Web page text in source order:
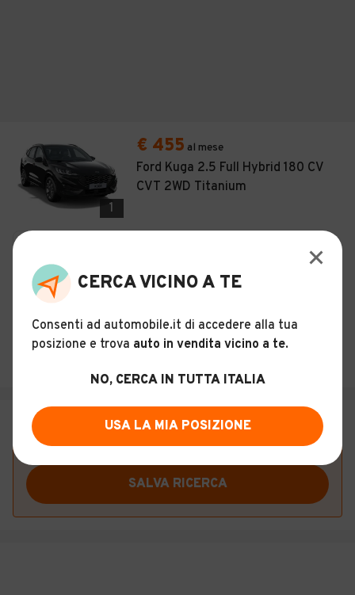
1
€ 455 al mese
Ford Kuga 2.5 Full Hybrid 180 CV
CVT 2WD Titanium
152 CV (112 KW)
Automatico
Descrizione
RENT4YOU
Vuoi essere avvisato appena saranno disponibili
SALVA RICERCA
CERCA VICINO A TE
Consenti ad automobile.it di accedere alla tua
posizione e trova auto in vendita vicino a te.
NO, CERCA IN TUTTA ITALIA
USA LA MIA POSIZIONE